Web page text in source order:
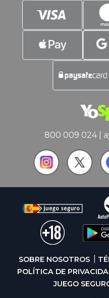
800 009 024|
SOBRE NOSOTROS
POLÍTICA DE
JUEGO